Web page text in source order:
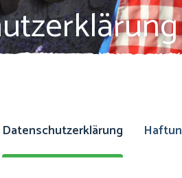
Datenschutzerklärung